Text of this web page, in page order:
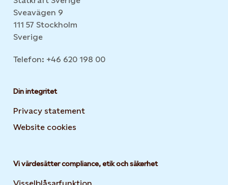
Sveavägen 9
111 57 Stockholm
Sverige
Telefon: +46 620 198 00
Din integritet
Privacy statement
Website cookies
Vi värdesätter compliance, etik och säkerhet